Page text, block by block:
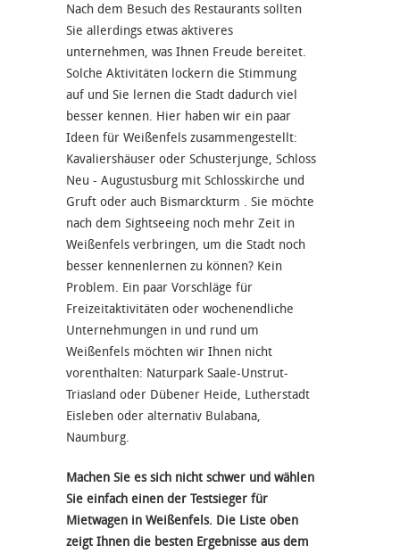
Nach dem Besuch des Restaurants sollten
Sie allerdings etwas aktiveres
unternehmen, was Ihnen Freude bereitet.
Solche Aktivitäten lockern die Stimmung
auf und Sie lernen die Stadt dadurch viel
besser kennen. Hier haben wir ein paar
Ideen für Weißenfels zusammengestellt:
Kavaliershäuser oder Schusterjunge, Schloss
Neu - Augustusburg mit Schlosskirche und
Gruft oder auch Bismarckturm . Sie möchte
nach dem Sightseeing noch mehr Zeit in
Weißenfels verbringen, um die Stadt noch
besser kennenlernen zu können? Kein
Problem. Ein paar Vorschläge für
Freizeitaktivitäten oder wochenendliche
Unternehmungen in und rund um
Weißenfels möchten wir Ihnen nicht
vorenthalten: Naturpark Saale-Unstrut-
Triasland oder Dübener Heide, Lutherstadt
Eisleben oder alternativ Bulabana,
Naumburg.
Machen Sie es sich nicht schwer und wählen
Sie einfach einen der Testsieger für
Mietwagen in Weißenfels. Die Liste oben
zeigt Ihnen die besten Ergebnisse aus dem